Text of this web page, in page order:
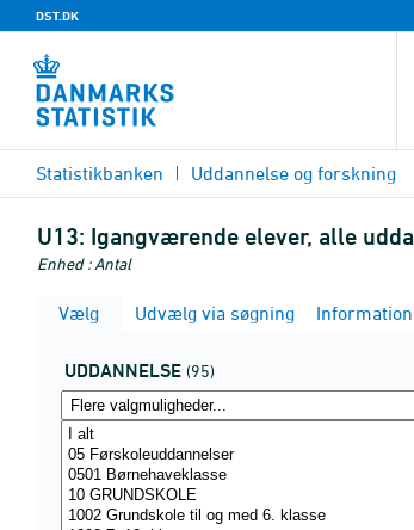
DST.DK
Statistikbanken Uddannelse og forskning
U13: Igangværende elever, alle
Enhed : Antal
Vælg Udvælg via søgning Information
UDDANNELSE (95)